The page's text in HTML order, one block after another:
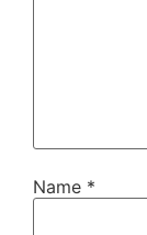
Name *